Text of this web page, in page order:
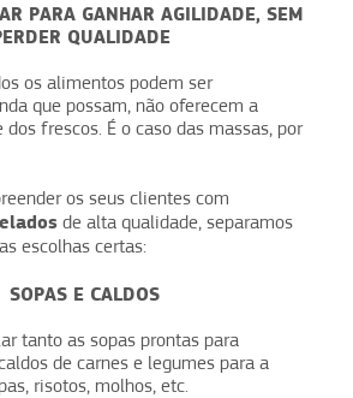
PARA GANHAR AGILIDADE, SEM
QUALIDADE
os alimentos podem ser
que possam, não oferecem a
frescos. É o caso das massas, por
os seus clientes com
de alta qualidade, separamos
escolhas certas:
SOPAS E CALDOS
tanto as sopas prontas para
de carnes e legumes para a
risotos, molhos, etc.